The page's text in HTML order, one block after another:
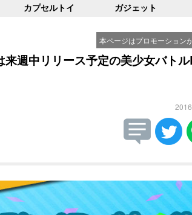
カプセルトイ ガジェット
本ページはプロモーション
週中リリース予定の美少女バト